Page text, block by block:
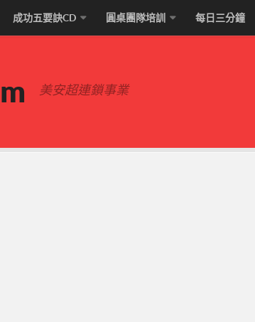
成功五要訣CD 圓桌團隊培訓 每日三分鐘
美安超連鎖事業